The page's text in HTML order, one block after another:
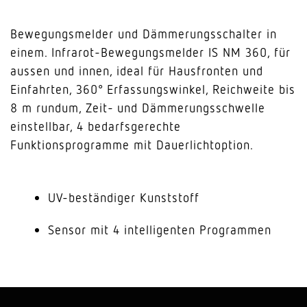
Bewegungsmelder und Dämmerungsschalter in
einem. Infrarot-Bewegungsmelder IS NM 360, für
aussen und innen, ideal für Hausfronten und
Einfahrten, 360° Erfassungswinkel, Reichweite bis
8 m rundum, Zeit- und Dämmerungsschwelle
einstellbar, 4 bedarfsgerechte
Funktionsprogramme mit Dauerlichtoption.
UV-beständiger Kunststoff
Sensor mit 4 intelligenten Programmen